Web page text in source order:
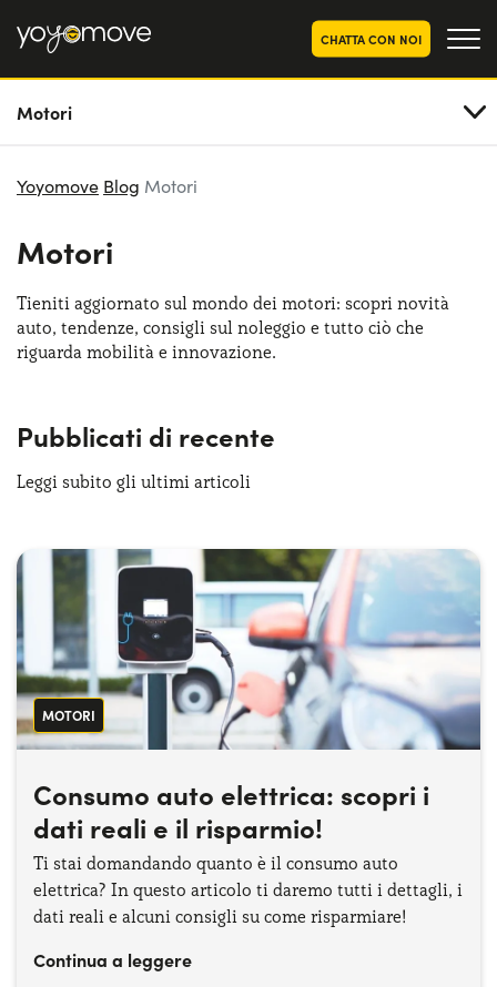
CHATTA CON NOI
OFFERTE NOLEGGIO
AUTO USATE
CHI SIAMO
La nostra storia
Lavora con noi
COME FUNZIONA
PERCHÉ CONVIENE
SCEGLI UN PAESE
Motori
Yoyomove Blog Motori
Motori
Tieniti aggiornato sul mondo dei motori: scopri novità
auto, tendenze, consigli sul noleggio e tutto ciò che
riguarda mobilità e innovazione.
Pubblicati di recente
Leggi subito gli ultimi articoli
MOTORI
Consumo auto elettrica: scopri i
dati reali e il risparmio!
Ti stai domandando quanto è il consumo auto
elettrica? In questo articolo ti daremo tutti i dettagli, i
dati reali e alcuni consigli su come risparmiare!
Continua a leggere